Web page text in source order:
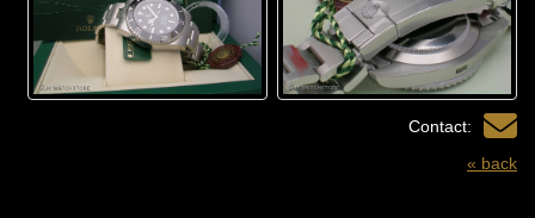
Contact:
« back